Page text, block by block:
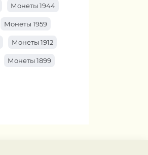
Монеты 1944
Монеты 1959
Монеты 1912
Монеты 1899